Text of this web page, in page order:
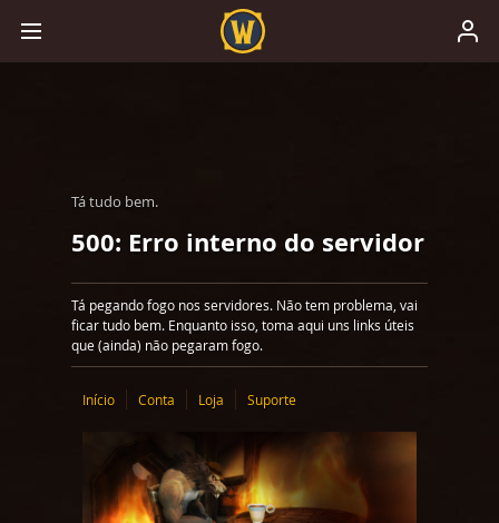
Tá tudo bem.
500: Erro interno do servidor
Tá pegando fogo nos servidores. Não tem problema, vai
ficar tudo bem. Enquanto isso, toma aqui uns links úteis
que (ainda) não pegaram fogo.
Início Conta Loja Suporte